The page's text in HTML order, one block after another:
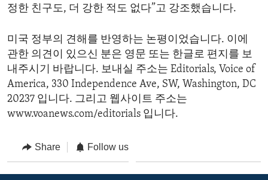
정한 친구도, 더 강한 적도 없다”고 강조했습니다.
미국 정부의 견해를 반영하는 논평이었습니다. 이에
관한 의견이 있으신 분은 영문 또는 한글로 편지를 보
내주시기 바랍니다. 보내실 주소는 Editorials, Voice of
America, 330 Independence Ave, SW, Washington, DC
20237 입니다. 그리고 웹사이트 주소는
www.voanews.com/editorials 입니다.
Share Follow us